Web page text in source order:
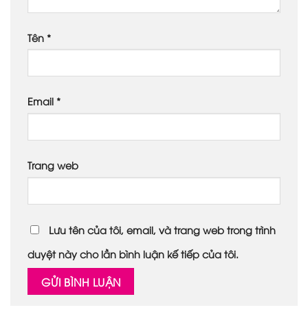
Tên *
Email *
Trang web
Lưu tên của tôi, email, và trang web trong trình
duyệt này cho lần bình luận kế tiếp của tôi.